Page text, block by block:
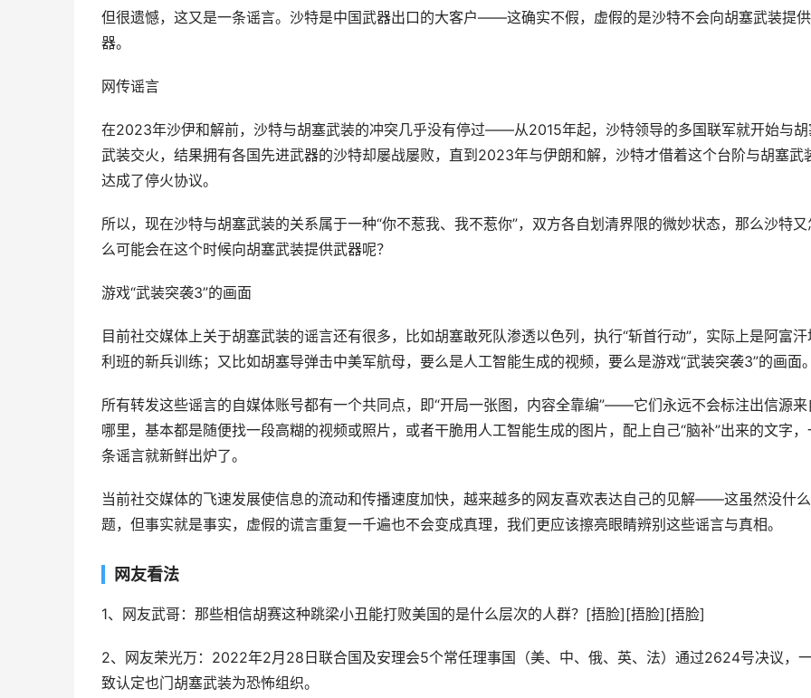
但很遗憾，这又是一条谣言。沙特是中国武器出口的大客户——这确实不假，虚假的是沙特不会向胡塞武装提
器。
网传谣言
在2023年沙伊和解前，沙特与胡塞武装的冲突几乎没有停过——从2015年起，沙特领导的多国联军就开始与胡
武装交火，结果拥有各国先进武器的沙特却屡战屡败，直到2023年与伊朗和解，沙特才借着这个台阶与胡塞武
达成了停火协议。
所以，现在沙特与胡塞武装的关系属于一种“你不惹我、我不惹你”，双方各自划清界限的微妙状态，那么沙特又
么可能会在这个时候向胡塞武装提供武器呢？
游戏“武装突袭3”的画面
目前社交媒体上关于胡塞武装的谣言还有很多，比如胡塞敢死队渗透以色列，执行“斩首行动”，实际上是阿富汗
利班的新兵训练；又比如胡塞导弹击中美军航母，要么是人工智能生成的视频，要么是游戏“武装突袭3”的画面
所有转发这些谣言的自媒体账号都有一个共同点，即“开局一张图，内容全靠编”——它们永远不会标注出信源来
哪里，基本都是随便找一段高糊的视频或照片，或者干脆用人工智能生成的图片，配上自己“脑补”出来的文字，
条谣言就新鲜出炉了。
当前社交媒体的飞速发展使信息的流动和传播速度加快，越来越多的网友喜欢表达自己的见解——这虽然没什
题，但事实就是事实，虚假的谎言重复一千遍也不会变成真理，我们更应该擦亮眼睛辨别这些谣言与真相。
网友看法
1、网友武哥：那些相信胡赛这种跳梁小丑能打败美国的是什么层次的人群？[捂脸][捂脸][捂脸]
2、网友荣光万：2022年2月28日联合国及安理会5个常任理事国（美、中、俄、英、法）通过2624号决议，
致认定也门胡塞武装为恐怖组织。